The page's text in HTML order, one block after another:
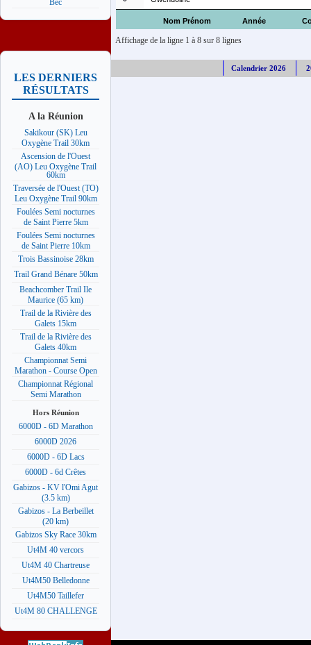
LES DERNIERS
RÉSULTATS
A la Réunion
Sakikour (SK) Leu
Oxygène Trail 30km
Ascension de l'Ouest
(AO) Leu Oxygène Trail
60km
Traversée de l'Ouest (TO)
Leu Oxygène Trail 90km
Foulées Semi nocturnes
de Saint Pierre 5km
Foulées Semi nocturnes
de Saint Pierre 10km
Trois Bassinoise 28km
Trail Grand Bénare 50km
Beachcomber Trail Ile
Maurice (65 km)
Trail de la Rivière des
Galets 15km
Trail de la Rivière des
Galets 40km
Championnat Semi
Marathon - Course Open
Championnat Régional
Semi Marathon
Hors Réunion
6000D - 6D Marathon
6000D 2026
6000D - 6D Lacs
6000D - 6d Crêtes
Gabizos - KV l'Omi Agut
(3.5 km)
Gabizos - La Berbeillet
(20 km)
Gabizos Sky Race 30km
Ut4M 40 vercors
Ut4M 40 Chartreuse
Ut4M50 Belledonne
Ut4M50 Taillefer
Ut4M 80 CHALLENGE
Nom Prénom Année
Affichage de la ligne 1 à 8 sur 8 lignes
Calendrier 2026